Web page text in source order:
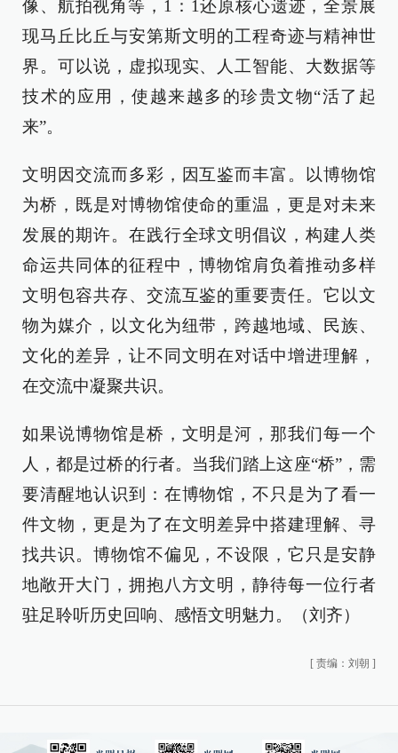
像、航拍视角等，1：1还原核心遗迹，全景展
现马丘比丘与安第斯文明的工程奇迹与精神世
界。可以说，虚拟现实、人工智能、大数据等
技术的应用，使越来越多的珍贵文物“活了起
来”。
文明因交流而多彩，因互鉴而丰富。以博物馆
为桥，既是对博物馆使命的重温，更是对未来
发展的期许。在践行全球文明倡议，构建人类
命运共同体的征程中，博物馆肩负着推动多样
文明包容共存、交流互鉴的重要责任。它以文
物为媒介，以文化为纽带，跨越地域、民族、
文化的差异，让不同文明在对话中增进理解，
在交流中凝聚共识。
如果说博物馆是桥，文明是河，那我们每一个
人，都是过桥的行者。当我们踏上这座“桥”，需
要清醒地认识到：在博物馆，不只是为了看一
件文物，更是为了在文明差异中搭建理解、寻
找共识。博物馆不偏见，不设限，它只是安静
地敞开大门，拥抱八方文明，静待每一位行者
驻足聆听历史回响、感悟文明魅力。（刘齐）
[ 责编：刘朝 ]